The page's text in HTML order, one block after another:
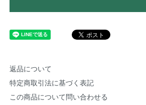
返品について
特定商取引法に基づく表記
この商品について問い合わせる